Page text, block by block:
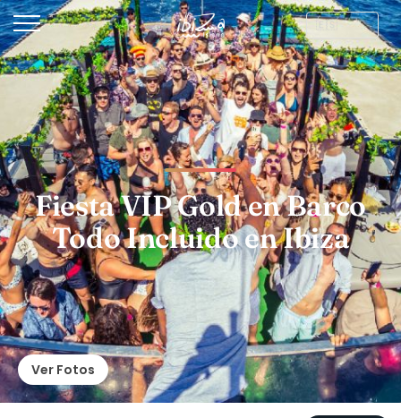
Fiesta VIP Gold en Barco
Todo Incluido en Ibiza
Ver Fotos